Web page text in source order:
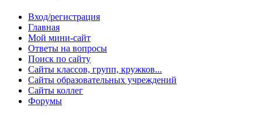
Вход/регистрация
Главная
Мой мини-сайт
Ответы на вопросы
Поиск по сайту
Сайты классов, групп, кружков...
Сайты образовательных учреждений
Сайты коллег
Форумы